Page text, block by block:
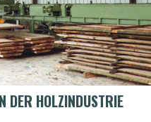
DER HOLZINDUSTRIE